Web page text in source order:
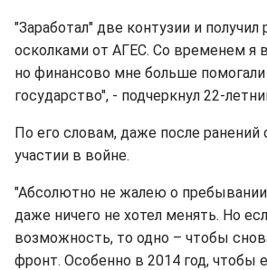
"Заработал" две контузии и получил
осколками от АГЕС. Со временем я
но финансово мне больше
государство", - подчеркнул 22-
По его словам, даже после ранений
участии в войне.
"Абсолютно не жалею о
даже ничего не хотел менять. Но
возможность, то одно – чтобы
фронт. Особенно в 2014 год, чтобы